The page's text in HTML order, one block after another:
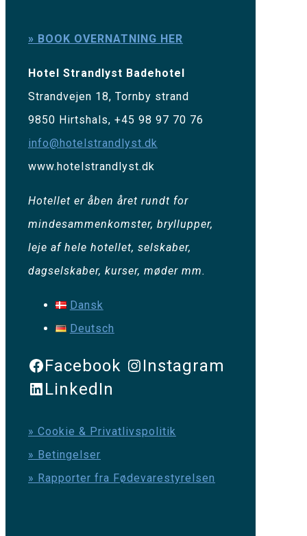
» BOOK OVERNATNING HER
Hotel Strandlyst Badehotel
Strandvejen 18, Tornby strand
9850 Hirtshals, +45 98 97 70 76
info@hotelstrandlyst.dk
www.hotelstrandlyst.dk
Hotellet er åben året rundt for
mindesammenkomster, bryllupper,
leje af hele hotellet, selskaber,
dagselskaber, kurser, møder mm.
Dansk
Deutsch
Facebook
Instagram
LinkedIn
» Cookie & Privatlivspolitik
» Betingelser
» Rapporter fra Fødevarestyrelsen